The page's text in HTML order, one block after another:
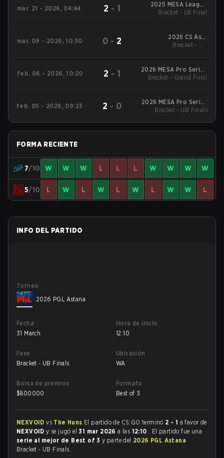
mar. 21 - 2026, 04:44 2 - 1
2025 MESA League
Season 5
Bracket - LB Final
mar. 09 - 2026, 10:30 0 - 2
2026 CS Asia
Championships
Bracket - UB
feb. 06 - 2026, 10:20 2 - 1
2026 MESA Pro Series
Opening
Bracket - Grand Final
feb. 05 - 2026, 09:23 2 - 0
2026 MESA Pro Series
Opening
Bracket - UB Finals
FORMA RECIENTE
7/10 W W W L L L W W W W
5/10 L W L W L W L W W L
INFO DEL PARTIDO
Torneo
2026 PGL Astana
Fecha
31 March
Hora de inicio
12:10
Fase
Bracket - UB Finals
Ubicación
WA
Bolsa de premios
$800000
Formato
Best of 3
NEXVOIDvs The Huns El partido de CS:GO terminó 2 - 1 a favor de
NEXVOIDy se jugó el31 mar 2026a las 12:10 . El partido fue una
serie al mejor de Best of 3y parte del 2026 PGL Astana
Bracket - UB Finals.